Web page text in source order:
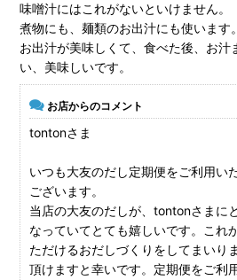
味噌汁にはこれがないといけません。
煮物にも、麺類のお出汁にも使います。
お出汁が美味しくて、食べた後、お汁
い、美味しいです。
お店からのコメント
tontonさま
いつも大友のだし定期便をご利用い
ございます。
当店の大友のだしが、tontonさまに
なっていてとても嬉しいです。これ
ただけるおだしづくりをしてまいり
頂けますと幸いです。定期便をご利